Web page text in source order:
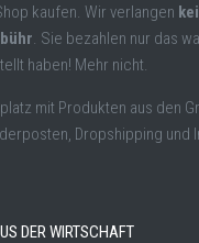
kaufen. Wir verlangen
. Sie bezahlen nur das
haben! Mehr nicht.
mit Produkten aus den
Dropshipping und
DER WIRTSCHAFT